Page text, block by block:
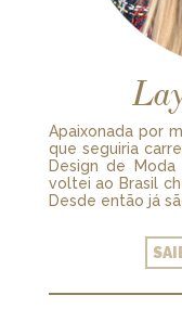
Apaixonada por
que seguiria
Design de
voltei ao Brasil
Desde então já